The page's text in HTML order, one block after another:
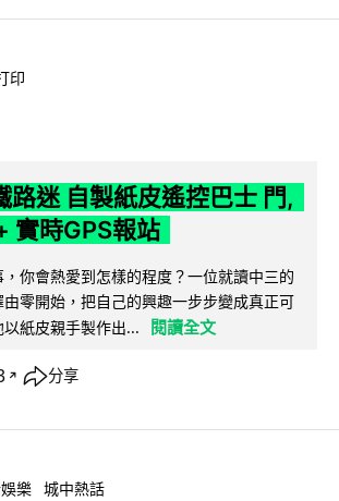
印
路迷 自製紙皮遙控巴士 門,
實時GPS報站
你會熱愛到怎樣的程度？一位就讀中三的
零開始，把自己的興趣一步步變成真正可
紙皮親手製作出...
閱讀全文
↗ 分享
樂 城中熱話